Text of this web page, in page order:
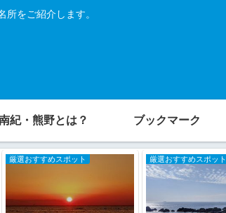
をご紹介します。
紀・熊野とは？ ブックマーク
厳選おすすめスポット 厳選おすすめスポット